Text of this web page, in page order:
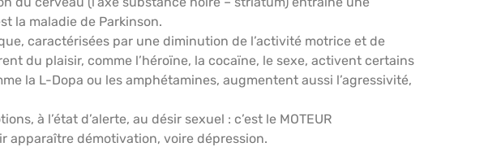
la maladie de Parkinson.
caractérisées par une diminution de l’activité motrice et de
du plaisir, comme l’héroïne, la cocaïne, le sexe, activent certains
la L-Dopa ou les amphétamines, augmentent aussi l’agressivité,
à l’état d’alerte, au désir sexuel : c’est le MOTEUR
apparaître démotivation, voire dépression.